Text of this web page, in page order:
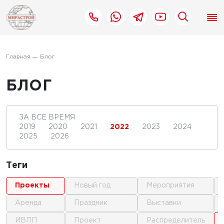
Главная Блог
БЛОГ
ЗА ВСЕ ВРЕМЯ
2019
2020 2021 2022 2023
2024
2025
2026
Теги
проекты
аренда
ИВПП
новый год
праздник
проект
мероприятия
выставки
распределитель